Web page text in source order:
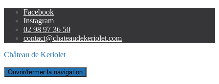
Facebook
Instagram
02 98 97 36 50
contact@chateaudekeriolet.com
Château de Keriolet
Ouvrir/fermer la navigation